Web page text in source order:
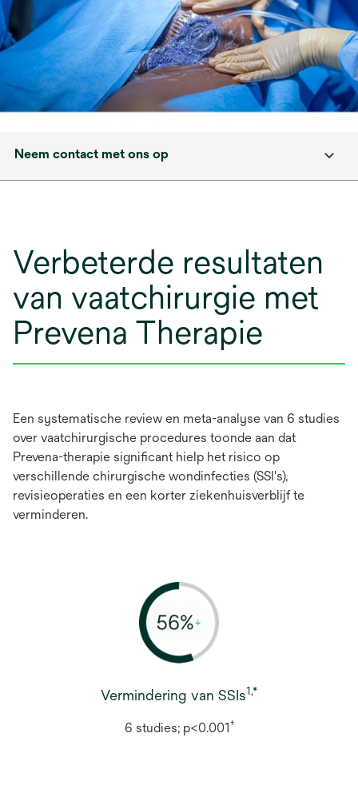
Neem contact met ons op
Verbeterde resultaten
van vaatchirurgie met
Prevena Therapie
Een systematische review en meta-analyse van 6 studies
over vaatchirurgische procedures toonde aan dat
Prevena-therapie significant hielp het risico op
verschillende chirurgische wondinfecties (SSI's),
revisieoperaties en een korter ziekenhuisverblijf te
verminderen.
Vermindering van SSIs1,*
6 studies; p<0.001†